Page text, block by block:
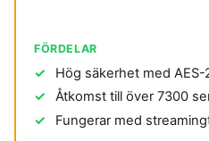
FÖRDELAR
Hög säkerhet med AES-
Åtkomst till över 7300
Fungerar med